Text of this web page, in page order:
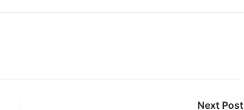
Next Post